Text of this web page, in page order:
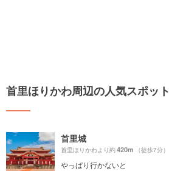
首里ほりかわ周辺の人気スポット
首里城
首里ほりかわより約420m （徒歩7分）
やっぱり行かないと